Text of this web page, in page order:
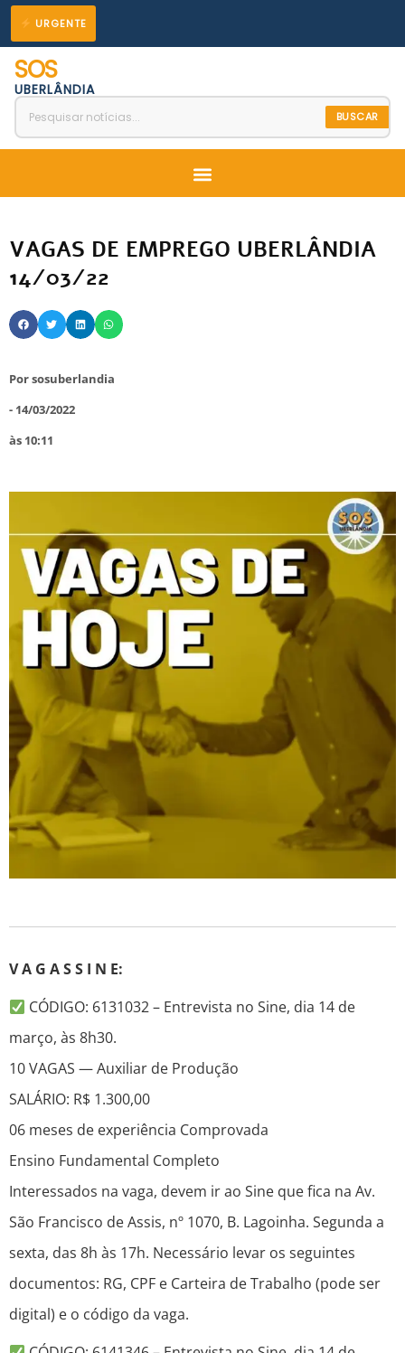
para
conteúdo
URGENTE
SOS
UBERLÂNDIA
BUSCAR
Menu
VAGAS DE EMPREGO UBERLÂNDIA
14/03/22
Porsosuberlandia
- 14/03/2022
às 10:11
V A G A S S I N E:
CÓDIGO: 6131032 – Entrevista no Sine, dia 14 de
março, às 8h30.
10 VAGAS — Auxiliar de Produção
SALÁRIO: R$ 1.300,00
06 meses de experiência Comprovada
Ensino Fundamental Completo
Interessados na vaga, devem ir ao Sine que fica na Av.
São Francisco de Assis, nº 1070, B. Lagoinha. Segunda a
sexta, das 8h às 17h. Necessário levar os seguintes
documentos: RG, CPF e Carteira de Trabalho (pode ser
digital) e o código da vaga.